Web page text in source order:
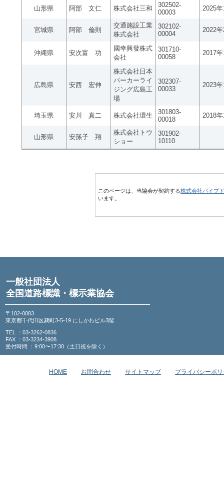
山形県 阿部 文仁 株式会社三和
302502-
00003
2025
宮城県 阿部 倫則
交通施設工業
株式会社
302102-
00004
2022
沖縄県 安次富 功
國幸興發株式
会社
301710-
00058
2017
広島県 安西 宏伸
株式会社日本
パーカーライ
ジング広島工
場
302307-
00033
2023
埼玉県 安川 真二 株式会社環生
301803-
00018
2018
山形県 安孫子 翔
株式会社トウ
ショー
301902-
10110
このページは、当協会が契約する株式会社パイプ
います。
一般社団法人
全国道路標識・標示業協会
〒102-0083
東京都千代田区麹町3-5-19 にしかわビル3階
TEL ：03-3262-0836
FAX ：03-3234-3908
受付時間 ：9:00〜17:30（土日祝を除く）
HOME お問合わせ サイトマップ プライバシーポ